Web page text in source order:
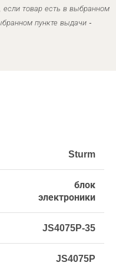
товар есть в выбранном
пункте выдачи -
Sturm
блок
электроники
JS4075P-35
JS4075P